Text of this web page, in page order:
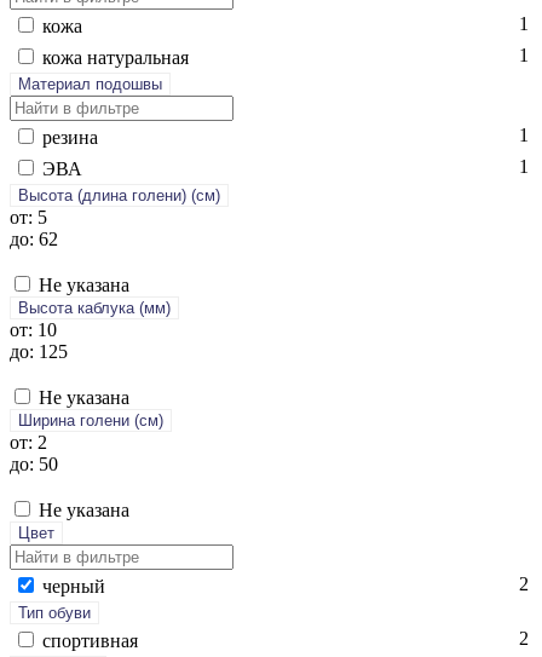
ко­жа
1
ко­жа на­тураль­ная
1
Материал подошвы
ре­зина
1
ЭВА
1
Высота (длина голени) (cм)
от: 5
до: 62
Не указана
Высота каблука (мм)
от: 10
до: 125
Не указана
Ширина голени (см)
от: 2
до: 50
Не указана
Цвет
чер­ный 2
Тип обуви
спор­тивная 2